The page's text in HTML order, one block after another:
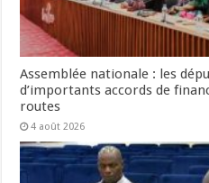
Assemblée nationale : les
d’importants accords de
routes
4 août 2026